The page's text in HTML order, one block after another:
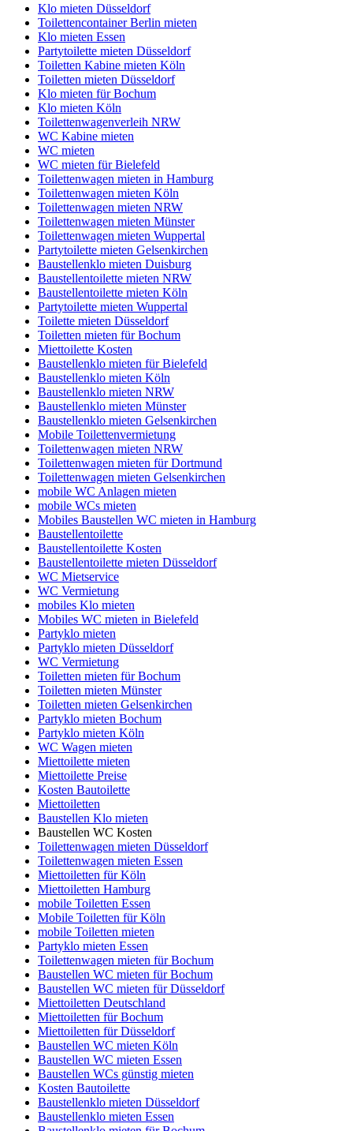
Klo mieten Düsseldorf
Toilettencontainer Berlin mieten
Klo mieten Essen
Partytoilette mieten Düsseldorf
Toiletten Kabine mieten Köln
Toiletten mieten Düsseldorf
Klo mieten für Bochum
Klo mieten Köln
Toilettenwagenverleih NRW
WC Kabine mieten
WC mieten
WC mieten für Bielefeld
Toilettenwagen mieten in Hamburg
Toilettenwagen mieten Köln
Toilettenwagen mieten NRW
Toilettenwagen mieten Münster
Toilettenwagen mieten Wuppertal
Partytoilette mieten Gelsenkirchen
Baustellenklo mieten Duisburg
Baustellentoilette mieten NRW
Baustellentoilette mieten Köln
Partytoilette mieten Wuppertal
Toilette mieten Düsseldorf
Toiletten mieten für Bochum
Miettoilette Kosten
Baustellenklo mieten für Bielefeld
Baustellenklo mieten Köln
Baustellenklo mieten NRW
Baustellenklo mieten Münster
Baustellenklo mieten Gelsenkirchen
Mobile Toilettenvermietung
Toilettenwagen mieten NRW
Toilettenwagen mieten für Dortmund
Toilettenwagen mieten Gelsenkirchen
mobile WC Anlagen mieten
mobile WCs mieten
Mobiles Baustellen WC mieten in Hamburg
Baustellentoilette
Baustellentoilette Kosten
Baustellentoilette mieten Düsseldorf
WC Mietservice
WC Vermietung
mobiles Klo mieten
Mobiles WC mieten in Bielefeld
Partyklo mieten
Partyklo mieten Düsseldorf
WC Vermietung
Toiletten mieten für Bochum
Toiletten mieten Münster
Toiletten mieten Gelsenkirchen
Partyklo mieten Bochum
Partyklo mieten Köln
WC Wagen mieten
Miettoilette mieten
Miettoilette Preise
Kosten Bautoilette
Miettoiletten
Baustellen Klo mieten
Baustellen WC Kosten
Toilettenwagen mieten Düsseldorf
Toilettenwagen mieten Essen
Miettoiletten für Köln
Miettoiletten Hamburg
mobile Toiletten Essen
Mobile Toiletten für Köln
mobile Toiletten mieten
Partyklo mieten Essen
Toilettenwagen mieten für Bochum
Baustellen WC mieten für Bochum
Baustellen WC mieten für Düsseldorf
Miettoiletten Deutschland
Miettoiletten für Bochum
Miettoiletten für Düsseldorf
Baustellen WC mieten Köln
Baustellen WC mieten Essen
Baustellen WCs günstig mieten
Kosten Bautoilette
Baustellenklo mieten Düsseldorf
Baustellenklo mieten Essen